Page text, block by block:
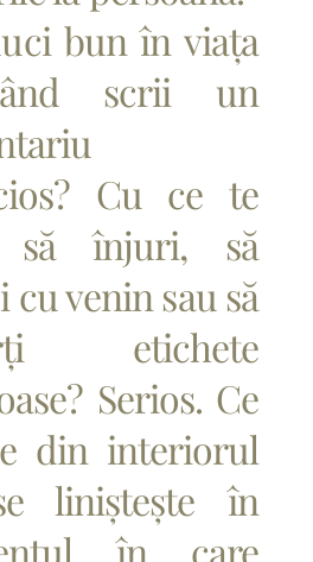
bun în viața
scrii un
Cu ce te
să înjuri, să
cu venin sau să
etichete
Serios. Ce
din interiorul
liniștește în
în care